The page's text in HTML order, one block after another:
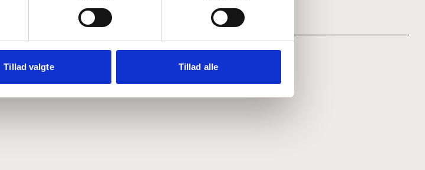
Tillad valgte Tillad alle